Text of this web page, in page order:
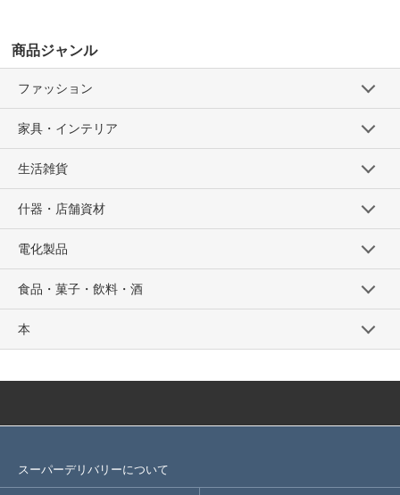
商品ジャンル
ファッション
家具・インテリア
生活雑貨
什器・店舗資材
電化製品
食品・菓子・飲料・酒
本
スーパーデリバリーについて